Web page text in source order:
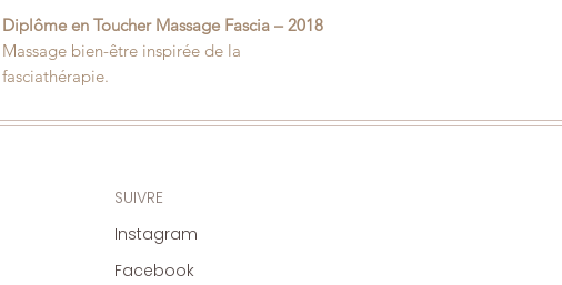
Diplôme en Toucher Massage Fascia – 2018
Massage bien-être inspirée de la
fasciathérapie.
SUIVRE
Instagram
Facebook